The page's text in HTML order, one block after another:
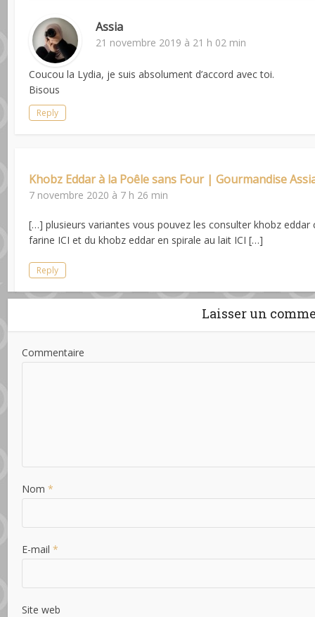
Assia
21 novembre 2019 à 21 h 02 min
Coucou la Lydia, je suis absolument d’accord avec toi.
Bisous
Reply
Khobz Eddar à la Poêle sans Four | Gourmandise
7 novembre 2020 à 7 h 26 min
[…] plusieurs variantes vous pouvez les consulter khobz
farine ICI et du khobz eddar en spirale au lait ICI […]
Reply
Laisser un
Commentaire
Nom*
E-mail*
Site web